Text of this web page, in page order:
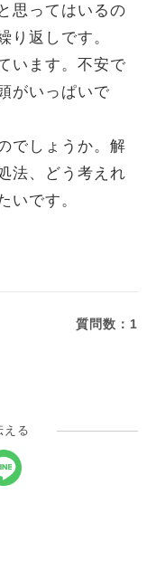
思ってはいるの
り返しです。
います。不安で
がいっぱいで
でしょうか。解
法、どう考えれ
いです。
質問数： 1
える